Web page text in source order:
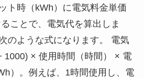
ト時（kWh）に電気料金単価
ことで、電気代を算出しま
のような式になります。 電気
1000) × 使用時間（時間） × 電
）。例えば、1時間使用し、電